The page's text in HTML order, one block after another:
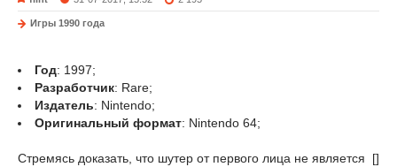
Игры 1990 года
Год: 1997;
Разработчик: Rare;
Издатель: Nintendo;
Оригинальный формат: Nintendo 64;
[]
Стремясь доказать, что шутер от первого лица не является